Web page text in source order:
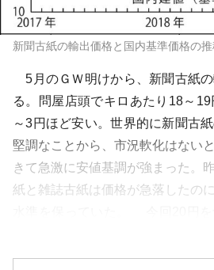
新聞古紙の輸出価格と国内基準価格の推
5月のＧＷ明けから、新聞古紙
る。問屋店頭でキロあたり18～
～3円ほど安い。世界的に新聞古
堅調なことから、市況軟化はない
きて急激に安値基調が強まった。
紙と雑誌古紙は価格が急落したの